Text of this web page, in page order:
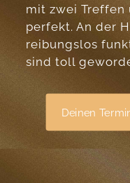
mit zwei Treffen
perfekt. An der
reibungslos
sind toll
Deinen